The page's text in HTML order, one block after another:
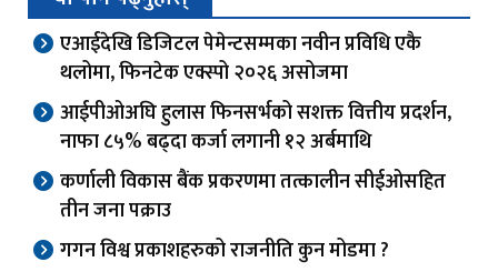
एआईदेखि डिजिटल पेमेन्टसम्मका नवीन प्रविधि एकै
थलोमा, फिनटेक एक्स्पो २०२६ असोजमा
आईपीओअघि हुलास फिनसर्भको सशक्त वित्तीय प्रदर्शन,
नाफा ८५% बढ्दा कर्जा लगानी १२ अर्बमाथि
कर्णाली विकास बैंक प्रकरणमा तत्कालीन सीईओसहित
तीन जना पक्राउ
गगन विश्व प्रकाशहरुको राजनीति कुन मोडमा ?